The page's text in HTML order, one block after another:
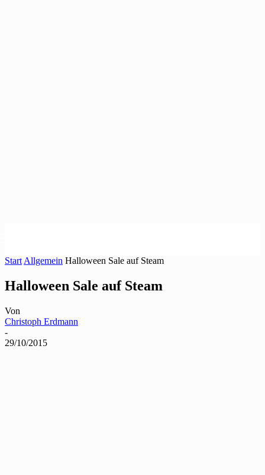
Start Allgemein Halloween Sale auf Steam
Halloween Sale auf Steam
Von
Christoph Erdmann
-
29/10/2015